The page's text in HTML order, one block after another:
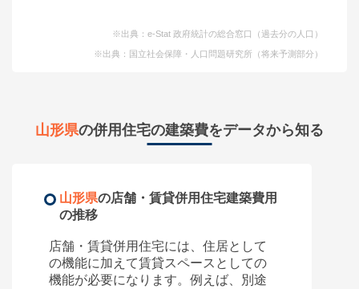
※出典：e-Stat 政府統計の総合窓口（過去分の人口）
※出典：国立社会保障・人口問題研究所（将来予測部分）
山形県の併用住宅の建築費をデータから知る
山形県の店舗・賃貸併用住宅建築費用
の推移
店舗・賃貸併用住宅には、住居として
の機能に加えて賃貸スペースとしての
機能が必要になります。例えば、別途